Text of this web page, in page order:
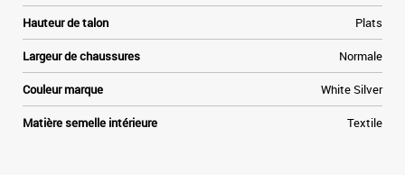
Hauteur de talon Plats
Largeur de chaussures Normale
Couleur marque White Silver
Matière semelle intérieure Textile